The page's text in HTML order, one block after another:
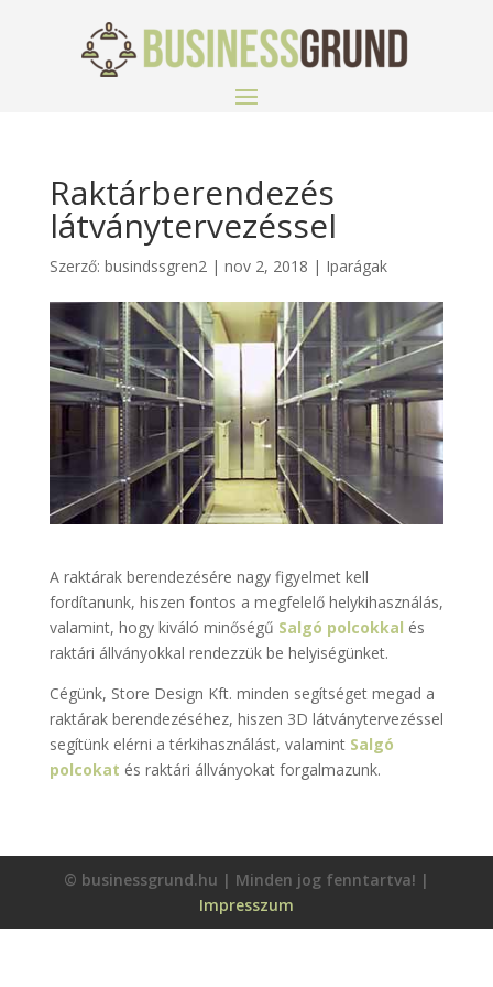
Raktárberendezés
látványtervezéssel
Szerző: busindssgren2| nov 2, 2018 | Iparágak
A raktárak berendezésére nagy figyelmet kell
fordítanunk, hiszen fontos a megfelelő helykihasználás,
valamint, hogy kiváló minőségű Salgó polcokkal és
raktári állványokkal rendezzük be helyiségünket.
Cégünk, Store Design Kft. minden segítséget megad a
raktárak berendezéséhez, hiszen 3D látványtervezéssel
segítünk elérni a térkihasználást, valamint Salgó
polcokat és raktári állványokat forgalmazunk.
© businessgrund.hu | Minden jog fenntartva! |
Impresszum